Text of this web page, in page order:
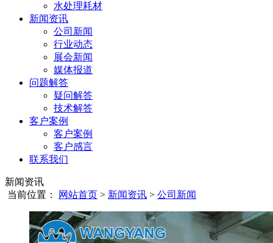
水处理耗材
新闻资讯
公司新闻
行业动态
展会新闻
媒体报道
问题解答
疑问解答
技术解答
客户案例
客户案例
客户感言
联系我们
新闻资讯
当前位置：
网站首页 > 新闻资讯 > 公司新闻